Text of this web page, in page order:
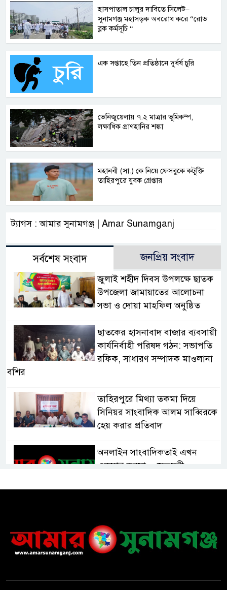
হাসপাতাল চালুর দাবিতে সিলেট–
সুনামগঞ্জ মহাসড়ক অবরোধ করে “রোড
ব্লক কর্মসূচি “
এক সপ্তাহে তিন প্রতিষ্ঠানে দুর্ধর্ষ চুরি
ভেনিজুয়েলায় ৭.২ মাত্রার ভূমিকম্প,
লক্ষাধিক প্রাণহানির শঙ্কা
মহানবী (সা.) কে নিয়ে ফেসবুকে কটূক্তি
তাহিরপুরে যুবক গ্রেপ্তার
ট্যাগস : আমার সুনামগঞ্জ | Amar Sunamganj
সর্বশেষ সংবাদ জনপ্রিয় সংবাদ
জুলাই শহীদ দিবস উপলক্ষে ছাতক
উপজেলা জামায়াতের আলোচনা
সভা ও দোয়া মাহফিল অনুষ্ঠিত
ছাতকের হাসনাবাদ বাজার ব্যবসায়ী
কার্যনির্বাহী পরিষদ গঠন: সভাপতি
রফিক, সাধারণ সম্পাদক মাওলানা
বশির
তাহিরপুরে মিথ্যা তকমা দিয়ে
সিনিয়র সাংবাদিক আলম সাব্বিরকে
হেয় করার প্রতিবাদ
অনলাইন সাংবাদিকতাই এখন
একমাত্র ভরসা – সেতুমন্ত্রী
“রোড ব্লক কর্মসূচি “
তাহিরপুরে বজ্রপাতে যুবকের মৃত্যু